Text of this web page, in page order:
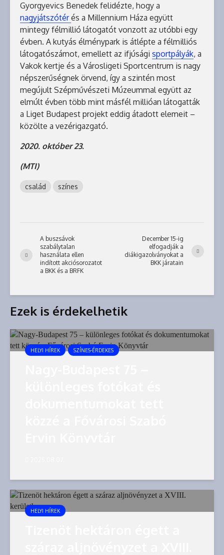
Gyorgyevics Benedek felidézte, hogy a
nagyjátszótérés a Millennium Háza együtt
mintegy félmillió látogatót vonzott az utóbbi egy
évben. A kutyás élménypark is átlépte a félmilliós
látogatószámot, emellett az ifjúsági sportpályák, a
Vakok kertje és a Városligeti Sportcentrum is nagy
népszerűségnek örvend, így a szintén most
megújult Szépművészeti Múzeummal együtt az
elmúlt évben több mint másfél millióan látogatták
a Liget Budapest projekt eddig átadott elemeit –
közölte a vezérigazgató.
2020. október 23.
(MTI)
család színes
A buszsávok
szabálytalan
használata ellen
indított akciósorozatot
a BKK és a BRFK
December 15-ig
elfogadják a
diákigazolványokat a
BKK járatain
Ezek is érdekelhetik
HELYI HÍREK SZÍNES-ÉRDEKES
HELYI HÍREK